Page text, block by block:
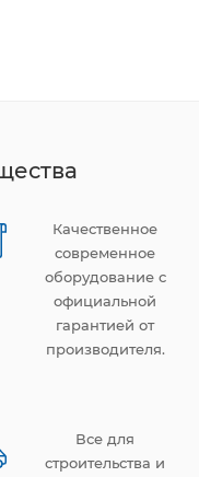
Качественное
современное
оборудование с
официальной
гарантией от
производителя.
Все для
строительства и